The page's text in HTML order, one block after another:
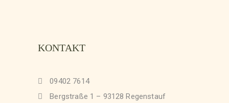
KONTAKT
09402 7614
Bergstraße 1 – 93128 Regenstauf